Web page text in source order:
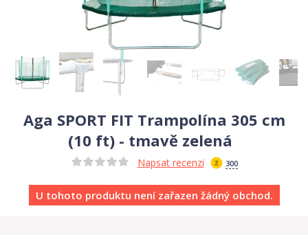
Aga SPORT FIT Trampolína 305 cm
(10 ft) - tmavě zelená
Napsat recenzi 300
U tohoto produktu není zařazen žádný obchod.